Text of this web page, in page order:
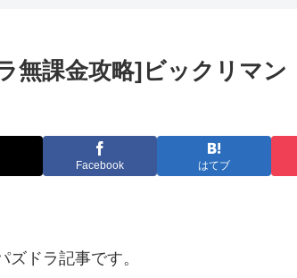
無課金攻略]ビックリマン
Facebook はてブ
ズドラ記事です。